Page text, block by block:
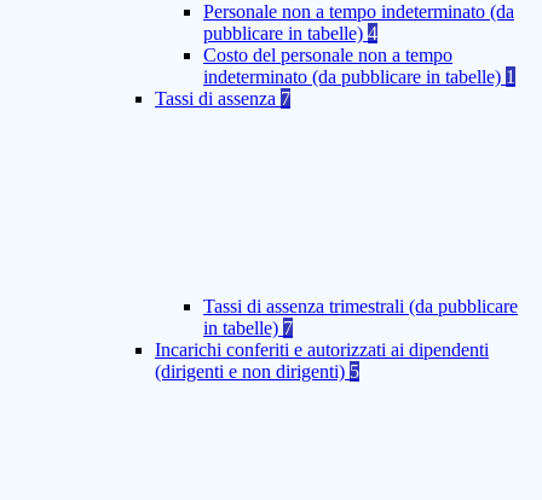
Personale non a tempo indeterminato (da
pubblicare in tabelle) 4
Costo del personale non a tempo
indeterminato (da pubblicare in tabelle) 1
Tassi di assenza 7
Tassi di assenza trimestrali (da pubblicare
in tabelle) 7
Incarichi conferiti e autorizzati ai dipendenti
(dirigenti e non dirigenti) 5